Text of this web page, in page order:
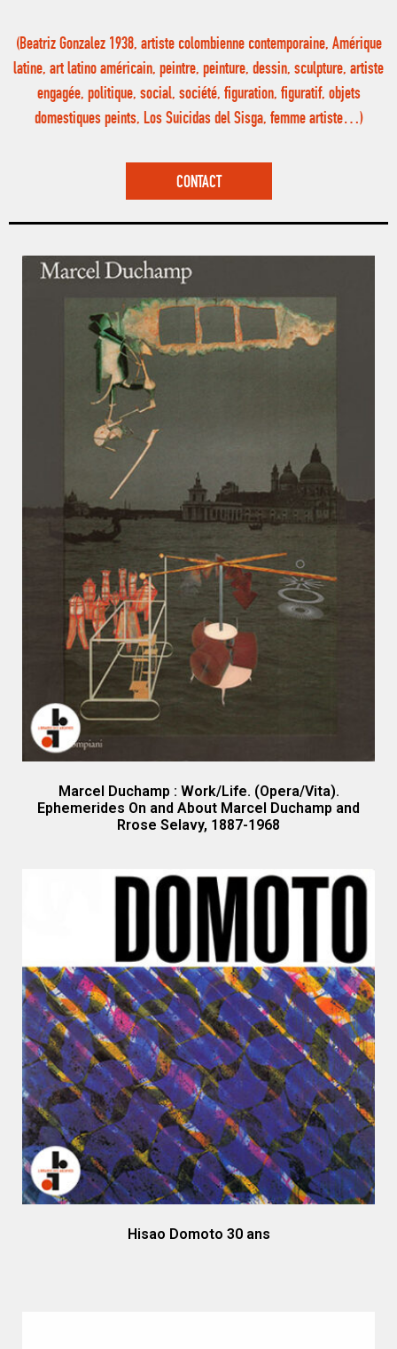
(Beatriz Gonzalez 1938, artiste colombienne contemporaine, Amérique
latine, art latino américain, peintre, peinture, dessin, sculpture, artiste
engagée, politique, social, société, figuration, figuratif, objets
domestiques peints, Los Suicidas del Sisga, femme artiste…)
CONTACT
Marcel Duchamp : Work/Life. (Opera/Vita).
Ephemerides On and About Marcel Duchamp and
Rrose Selavy, 1887-1968
Hisao Domoto 30 ans